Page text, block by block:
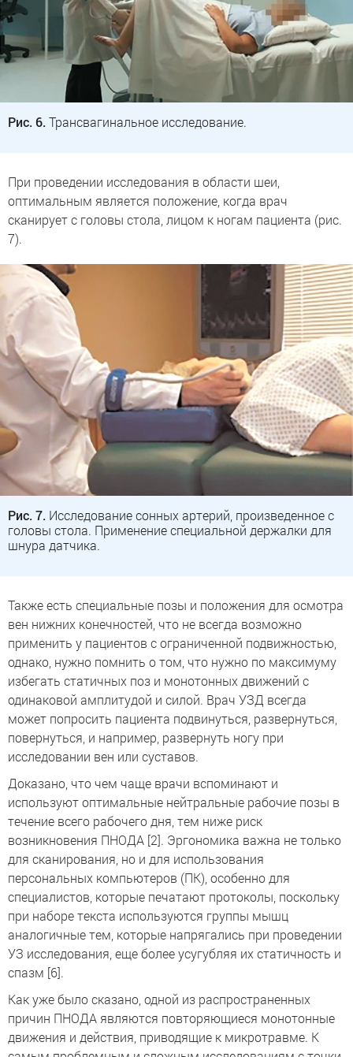
Рис. 6. Трансвагинальное исследование.
При проведении исследования в области шеи,
оптимальным является положение, когда врач
сканирует с головы стола, лицом к ногам пациента (рис.
7).
Рис. 7. Исследование сонных артерий, произведенное с
головы стола. Применение специальной держалки для
шнура датчика.
Также есть специальные позы и положения для осмотра
вен нижних конечностей, что не всегда возможно
применить у пациентов с ограниченной подвижностью,
однако, нужно помнить о том, что нужно по максимуму
избегать статичных поз и монотонных движений с
одинаковой амплитудой и силой. Врач УЗД всегда
может попросить пациента подвинуться, развернуться,
повернуться, и например, развернуть ногу при
исследовании вен или суставов.
Доказано, что чем чаще врачи вспоминают и
используют оптимальные нейтральные рабочие позы в
течение всего рабочего дня, тем ниже риск
возникновения ПНОДА [2]. Эргономика важна не только
для сканирования, но и для использования
персональных компьютеров (ПК), особенно для
специалистов, которые печатают протоколы, поскольку
при наборе текста используются группы мышц
аналогичные тем, которые напрягались при проведении
УЗ исследования, еще более усугубляя их статичность и
спазм [6].
Как уже было сказано, одной из распространенных
причин ПНОДА являются повторяющиеся монотонные
движения и действия, приводящие к микротравме. К